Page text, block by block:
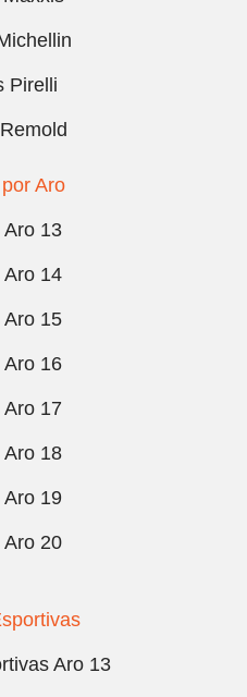
Pirelli
Aro
Aro 13
Aro 14
Aro 15
Aro 16
Aro 17
Aro 18
Aro 19
Aro 20
Aro 13